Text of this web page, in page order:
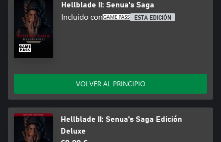
Hellblade II: Senua's Saga
Incluido con ESTA EDICIÓN
VOLVER AL PRINCIPIO
Hellblade II: Senua's Saga Edición
Deluxe